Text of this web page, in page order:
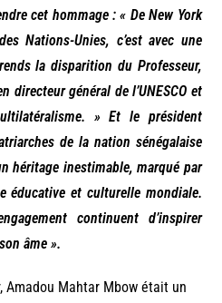
cet hommage : « De New York
Nations-Unies, c’est avec une
la disparition du Professeur,
directeur général de l’UNESCO et
» Et le président
de la nation sénégalaise
héritage inestimable, marqué par
éducative et culturelle mondiale.
continuent d’inspirer
âme ».
Amadou Mahtar Mbow était un